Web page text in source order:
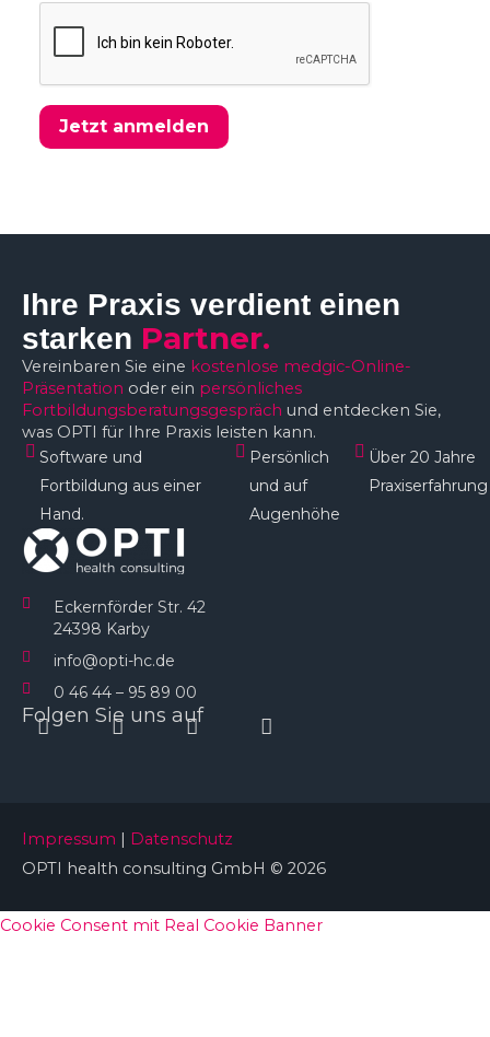
Jetzt anmelden
Eckernförder Str. 42
24398 Karby
info@opti-hc.de
0 46 44 – 95 89 00
Ihre Praxis verdient einen
starken Partner.
Vereinbaren Sie eine kostenlose medgic-Online-
Präsentation oder ein persönliches
Fortbildungsberatungsgespräch und entdecken Sie,
was OPTI für Ihre Praxis leisten kann.
Software und
Fortbildung aus einer
Hand.
Persönlich
und auf
Augenhöhe​
Über 20 Jahre
Praxiserfahrung
Folgen Sie uns auf
InstagramFacebookLinkedinYoutube
Impressum | Datenschutz
OPTI health consulting GmbH © 2026
Cookie Consent mit Real Cookie Banner